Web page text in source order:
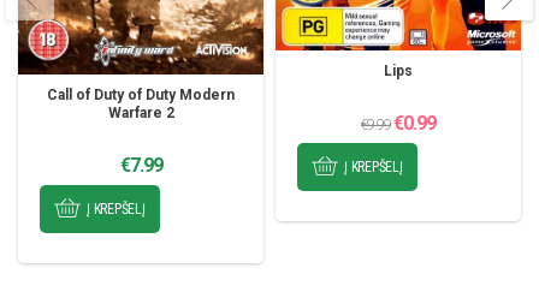
Call of Duty of Duty Modern
Warfare 2
€7.99
Į KREPŠELĮ
Lips
€9.99 Original
price
€9.99.
€0.99Current
price
Į KREPŠELĮ